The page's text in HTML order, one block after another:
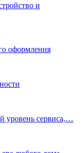
и
оформления
уровень сервиса,…